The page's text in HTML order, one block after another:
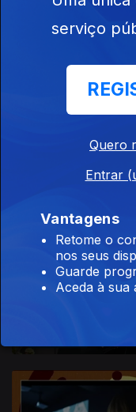
566613
serviço
Quero
Entrar
Vantagens
Retome o
nos seus
Guarde
Aceda à sua